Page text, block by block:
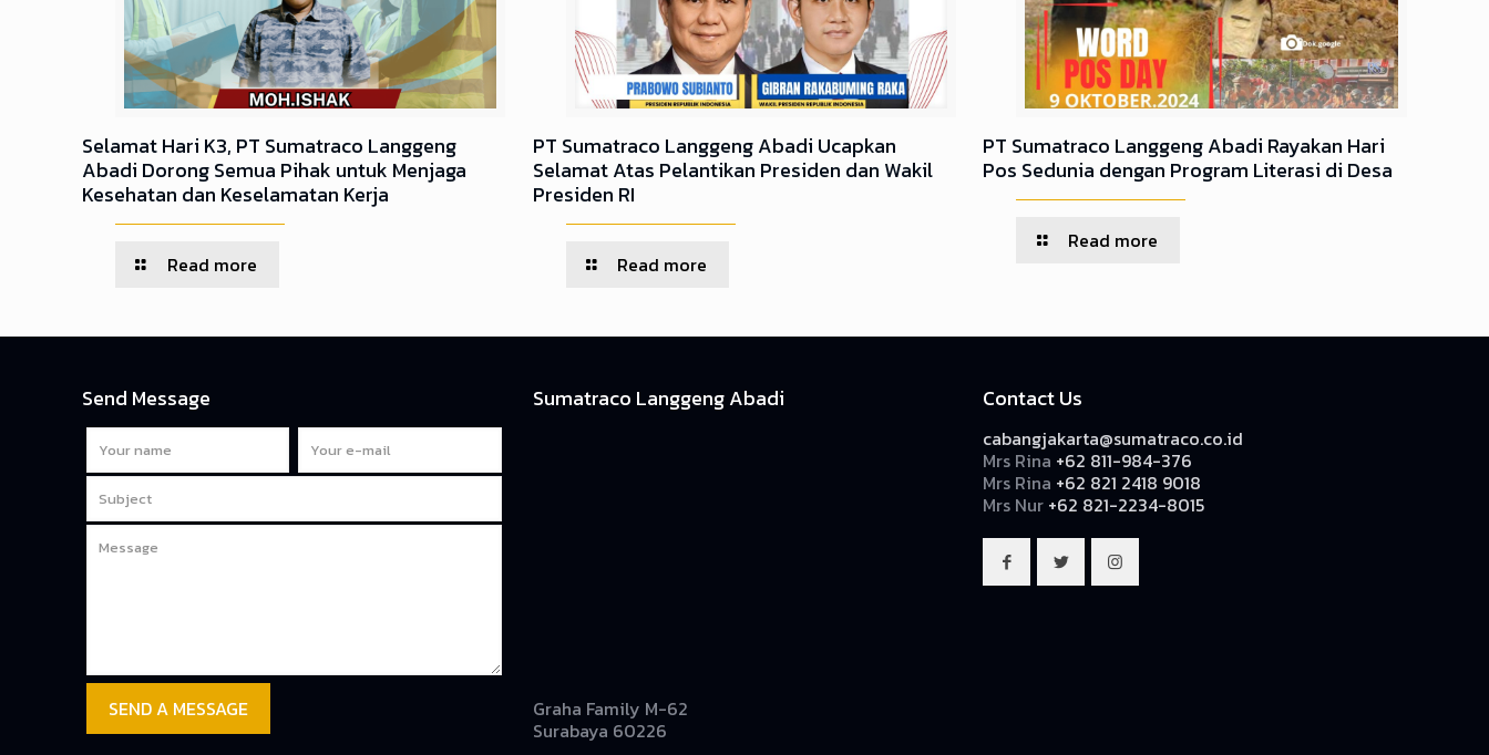
Selamat Hari K3, PT Sumatraco Langgeng
Abadi Dorong Semua Pihak untuk Menjaga
Kesehatan dan Keselamatan Kerja
Read more
PT Sumatraco Langgeng Abadi Ucapkan
Selamat Atas Pelantikan Presiden dan Wakil
Presiden RI
Read more
PT Sumatraco Langgeng Abadi Rayakan Hari
Pos Sedunia dengan Program Literasi di Desa
Read more
Send Message Sumatraco Langgeng Abadi
Graha Family M-62
Surabaya 60226
Contact Us
cabangjakarta@sumatraco.co.id
Mrs Rina +62 811-984-376
Mrs Rina +62 821 2418 9018
Mrs Nur +62 821-2234-8015